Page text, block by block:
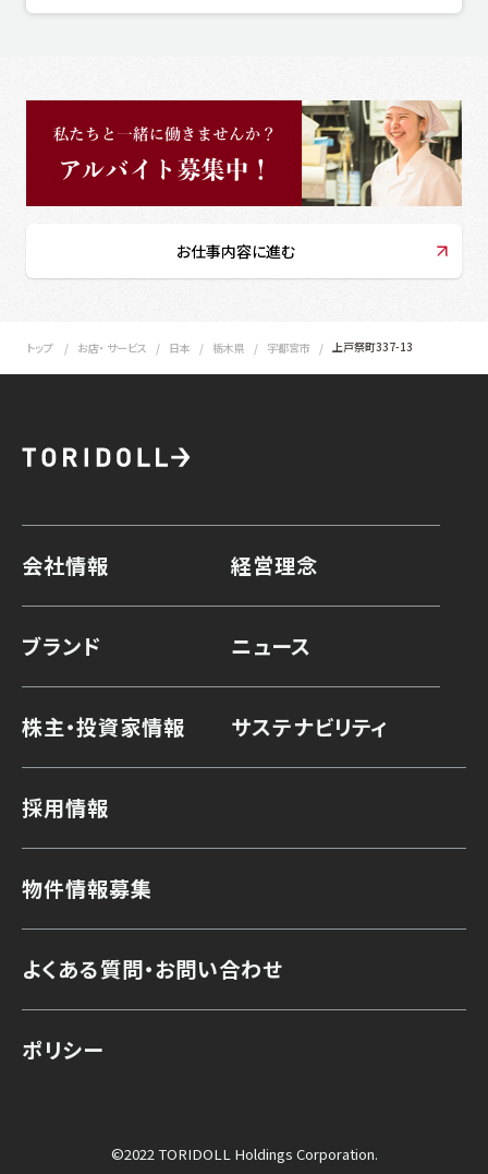
お仕事内容に進む
トップ お店・ サービス 日本 栃木県 宇都宮市 上戸祭町337-13
会社情報 経営理念
ブランド ニュース
株主・投資家情報 サステナビリティ
採用情報
物件情報募集
よくある質問・お問い合わせ
ポリシー
©2022 TORIDOLL Holdings Corporation.